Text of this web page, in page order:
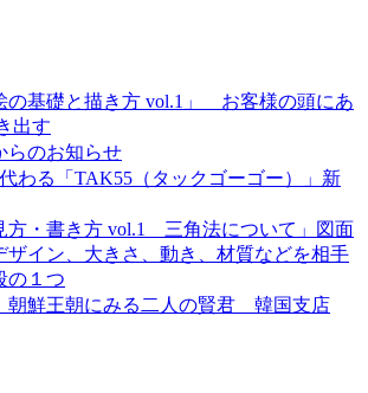
の基礎と描き方 vol.1」 お客様の頭にあ
出す
らのお知らせ
わる「TAK55（タックゴーゴー）」新
方・書き方 vol.1 三角法について」図面
ザイン、大きさ、動き、材質などを相手
の１つ
朝鮮王朝にみる二人の賢君 韓国支店